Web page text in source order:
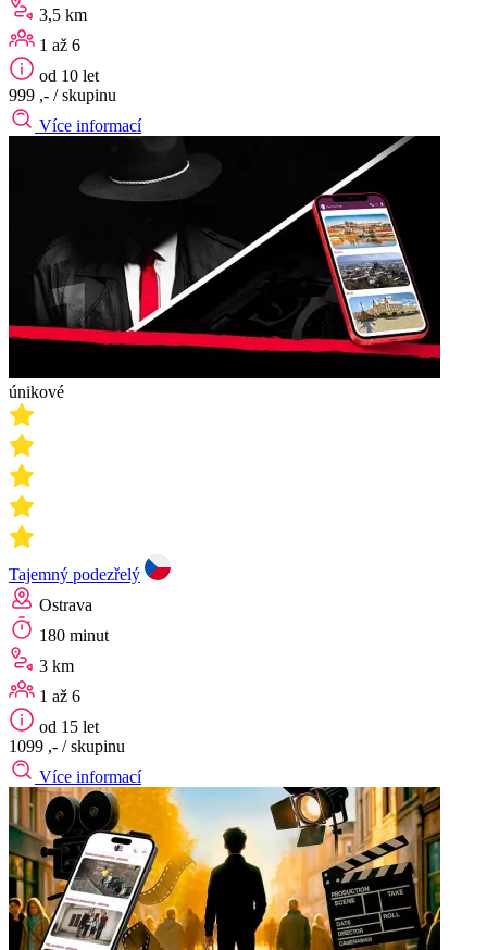
3,5 km
1 až 6
od 10 let
999 ,- / skupinu
Více informací
únikové
Tajemný podezřelý
Ostrava
180 minut
3 km
1 až 6
od 15 let
1099 ,- / skupinu
Více informací